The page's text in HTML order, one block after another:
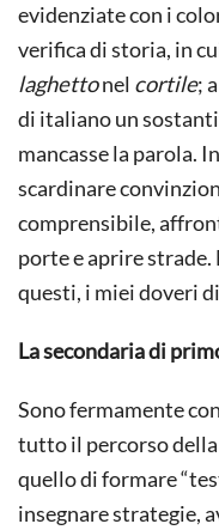
evidenziate con i
verifica di storia, in
laghettonel cortile;
di italiano un
mancasse la parola.
scardinare
comprensibile,
porte e aprire strade.
questi, i miei doveri
La secondaria di
Sono fermamente
tutto il percorso
quello di formare
insegnare strategie,